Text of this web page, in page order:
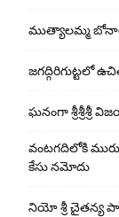
ముత్యాలమ్మ
జగద్గిరిగుట్టలో
ఘనంగా శ్రీశ్రీశ్రీ
వంటగదిలోకి
కేసు నమోదు
నియో శ్రీ చైతన్య